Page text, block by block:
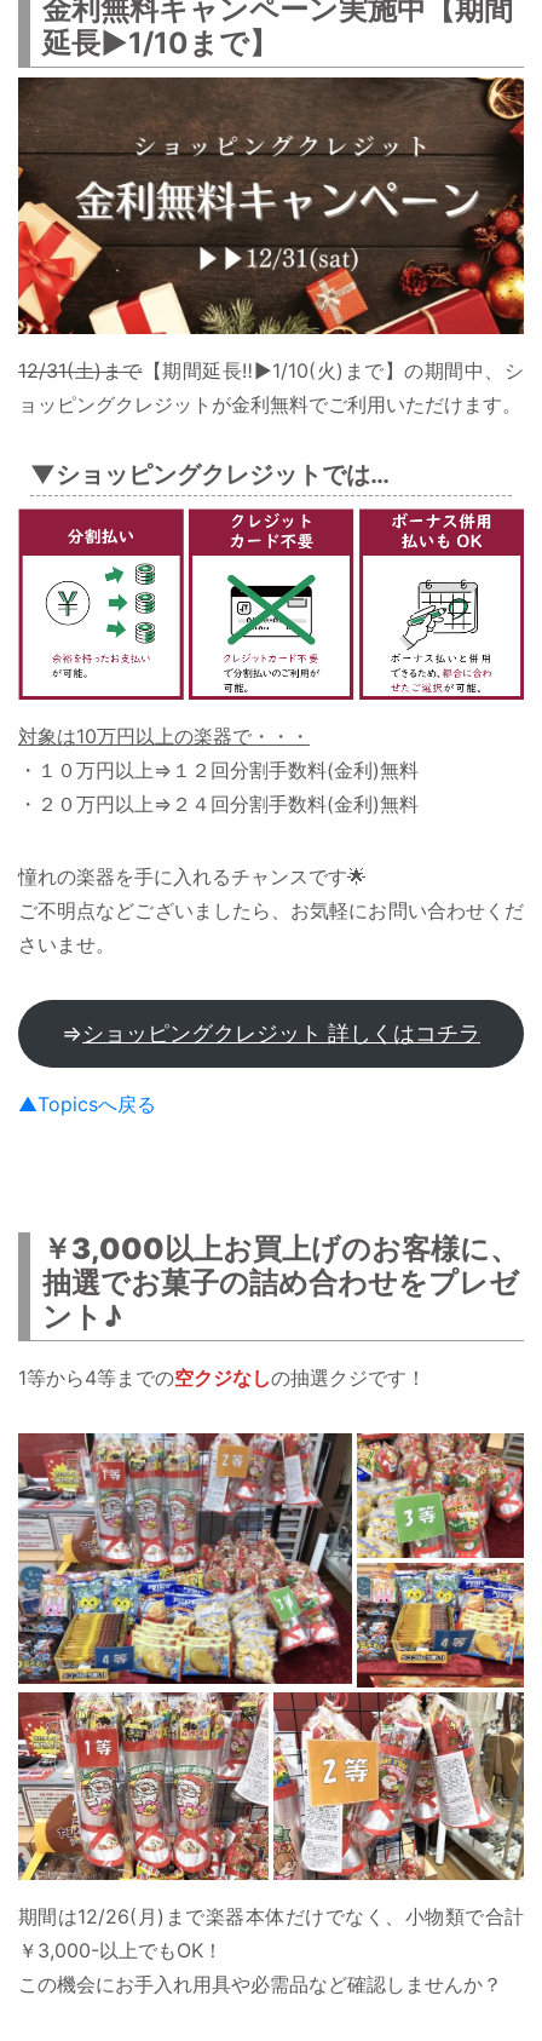
金利無料キャンペーン実施中【期間
延長▶1/10まで】
12/31(土)まで【期間延長‼▶1/10(火)まで】の期間中、シ
ョッピングクレジットが金利無料でご利用いただけます。
▼ショッピングクレジットでは…
対象は10万円以上の楽器で・・・
・１０万円以上⇒１２回分割手数料(金利)無料
・２０万円以上⇒２４回分割手数料(金利)無料
憧れの楽器を手に入れるチャンスです🌟
ご不明点などございましたら、お気軽にお問い合わせくだ
さいませ。
⇒ショッピングクレジット 詳しくはコチラ
▲Topicsへ戻る
￥3,000以上お買上げのお客様に、
抽選でお菓子の詰め合わせをプレゼ
ント♪
1等から4等までの空クジなしの抽選クジです！
期間は12/26(月)まで楽器本体だけでなく、小物類で合計
￥3,000-以上でもOK！
この機会にお手入れ用具や必需品など確認しませんか？